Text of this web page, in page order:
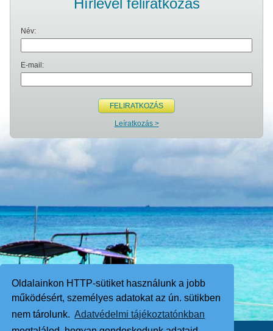
Oldalainkon HTTP-sütiket használunk a jobb
működésért, személyes adatokat az ún. sütikben
nem tárolunk. Adatvédelmi tájékoztatónkban
Hírlevél feliratkozás
Név:
E-mail:
FELIRATKOZÁS
Leíratkozás >